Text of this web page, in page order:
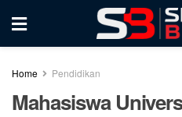
Home Pendidikan
Mahasiswa